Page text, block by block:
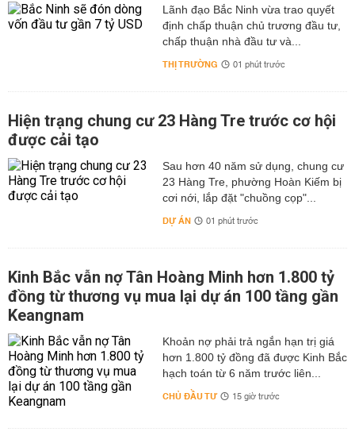
Lãnh đạo Bắc Ninh vừa trao quyết
định chấp thuận chủ trương đầu tư,
chấp thuận nhà đầu tư và...
THỊ TRƯỜNG 01 phút trước
Hiện trạng chung cư 23 Hàng Tre trước cơ hội
được cải tạo
Sau hơn 40 năm sử dụng, chung cư
23 Hàng Tre, phường Hoàn Kiếm bị
cơi nới, lắp đặt "chuồng cọp"...
DỰ ÁN 01 phút trước
Kinh Bắc vẫn nợ Tân Hoàng Minh hơn 1.800 tỷ
đồng từ thương vụ mua lại dự án 100 tầng gần
Keangnam
hơn 1.800 tỷ đồng đã được Kinh Bắc
hạch toán từ 6 năm trước liên...
CHỦ ĐẦU TƯ 15 giờ trước